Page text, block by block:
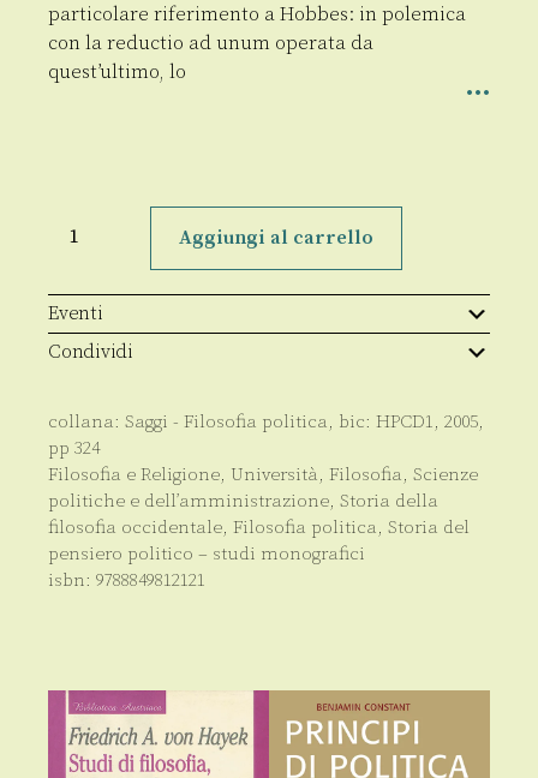
particolare riferimento a Hobbes: in polemica
con la reductio ad unum operata da
quest’ultimo, lo
filosofia
politica
di
G.W.
Aggiungi al carrello
Eventi
Condividi
collana: Saggi - Filosofia politica, bic: HPCD1, 2005,
pp 324
Filosofia e Religione, Università, Filosofia, Scienze
politiche e dell’amministrazione, Storia della
filosofia occidentale, Filosofia politica, Storia del
pensiero politico – studi monografici
isbn: 9788849812121